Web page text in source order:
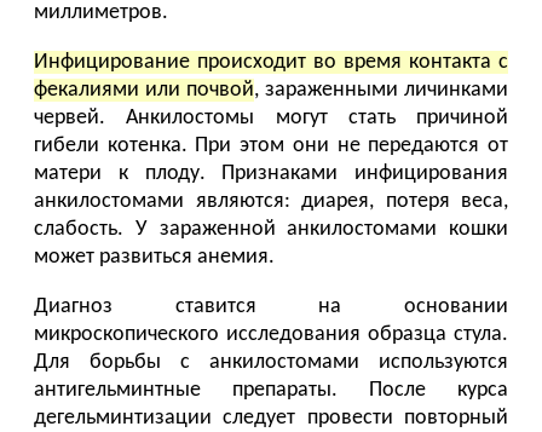
миллиметров.
Инфицирование происходит во время контакта с
фекалиями или почвой, зараженными личинками
червей. Анкилостомы могут стать причиной
гибели котенка. При этом они не передаются от
матери к плоду. Признаками инфицирования
анкилостомами являются: диарея, потеря веса,
слабость. У зараженной анкилостомами кошки
может развиться анемия.
Диагноз ставится на основании
микроскопического исследования образца стула.
Для борьбы с анкилостомами используются
антигельминтные препараты. После курса
дегельминтизации следует провести повторный